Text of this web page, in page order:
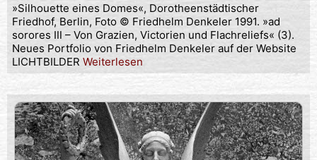
»Silhouette eines Domes«, Dorotheenstädtischer
Friedhof, Berlin, Foto © Friedhelm Denkeler 1991. »ad
sorores Ⅲ – Von Grazien, Victorien und Flachreliefs« (3).
Neues Portfolio von Friedhelm Denkeler auf der Website
LICHTBILDER Weiterlesen